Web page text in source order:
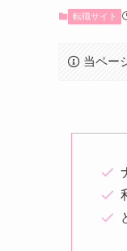
転職サイト
当ペー